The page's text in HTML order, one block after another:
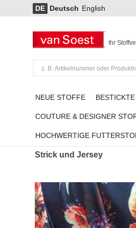
DE Deutsch English
Ihr
NEUE STOFFE
COUTURE & DESIGNER
HOCHWERTIGE
NACHHALTIGE SPORT - JERSEY &
Strick und Jersey